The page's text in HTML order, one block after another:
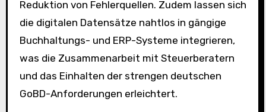
Reduktion von Fehlerquellen. Zudem lassen sich
die digitalen Datensätze nahtlos in gängige
Buchhaltungs- und ERP-Systeme integrieren,
was die Zusammenarbeit mit Steuerberatern
und das Einhalten der strengen deutschen
GoBD-Anforderungen erleichtert.